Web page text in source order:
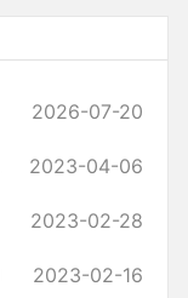
2026-07-20
2023-04-06
2023-02-28
2023-02-16